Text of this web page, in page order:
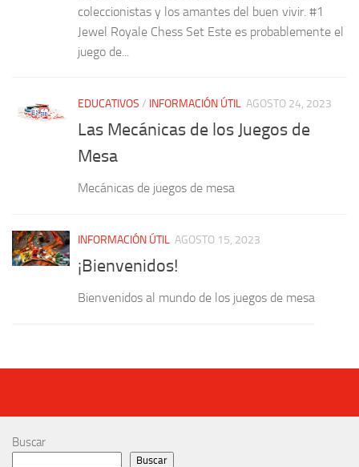
coleccionistas y los amantes del buen vivir. #1
Jewel Royale Chess Set Este es probablemente el
juego de...
EDUCATIVOS / INFORMACIÓN ÚTIL AGOSTO 24, 2023
Las Mecánicas de los Juegos de
Mesa
Mecánicas de juegos de mesa
INFORMACIÓN ÚTIL AGOSTO 15, 2023
¡Bienvenidos!
Bienvenidos al mundo de los juegos de mesa
Buscar
Buscar